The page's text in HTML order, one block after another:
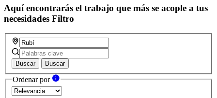
Aquí encontrarás el trabajo que más se acople a tus
necesidades Filtro
Buscar Buscar
Ordenar por